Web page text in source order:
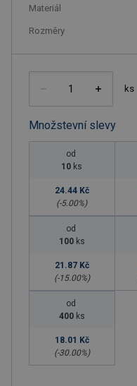
Materiál
Rozměry
ks
Množstevní slevy
od
10 ks
24.44 Kč
(-5.00%)
od
100 ks
21.87 Kč
(-15.00%)
od
400 ks
18.01 Kč
(-30.00%)